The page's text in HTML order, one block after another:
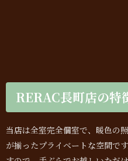
RERAC長町店の特
当店は全室完全個室で、暖色の
が揃ったプライベートな空間で